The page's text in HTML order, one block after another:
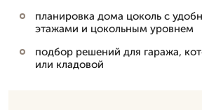
планировка дома цоколь с
этажами и цокольным уровнем
подбор решений для гаража,
или кладовой